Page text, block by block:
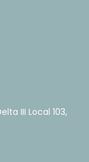
III Local 103,